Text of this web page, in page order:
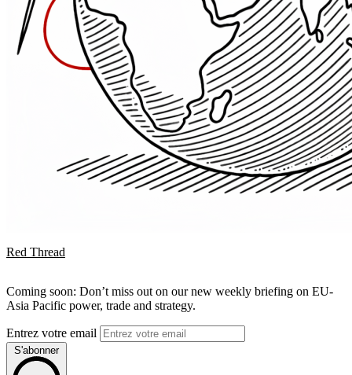
Red Thread
Coming soon: Don’t miss out on our new weekly briefing on EU-
Asia Pacific power, trade and strategy.
Entrez votre email
S'abonner